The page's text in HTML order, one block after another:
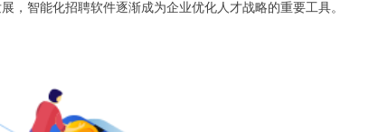
，智能化招聘软件逐渐成为企业优化人才战略的重要工具。